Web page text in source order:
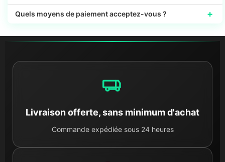
Quels moyens de paiement acceptez-vous ? +
Livraison offerte, sans minimum d'achat
Commande expédiée sous 24 heures